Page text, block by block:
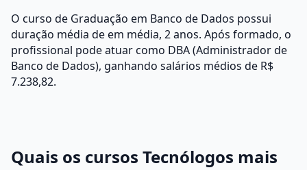
O curso de Graduação em Banco de Dados possui
duração média de em média, 2 anos. Após formado, o
profissional pode atuar como DBA (Administrador de
Banco de Dados), ganhando salários médios de R$
7.238,82.
Quais os cursos Tecnólogos mais